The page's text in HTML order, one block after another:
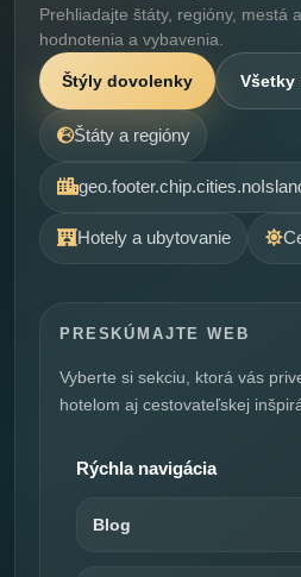
Prehliadajte štáty, regióny, mestá
hodnotenia a vybavenia.
Štýly dovolenky Všetky
Štáty a regióny
Hotely a ubytovanie
PRESKÚMAJTE WEB
Vyberte si sekciu, ktorá vás
hotelom aj cestovateľskej
Rýchla navigácia
Blog